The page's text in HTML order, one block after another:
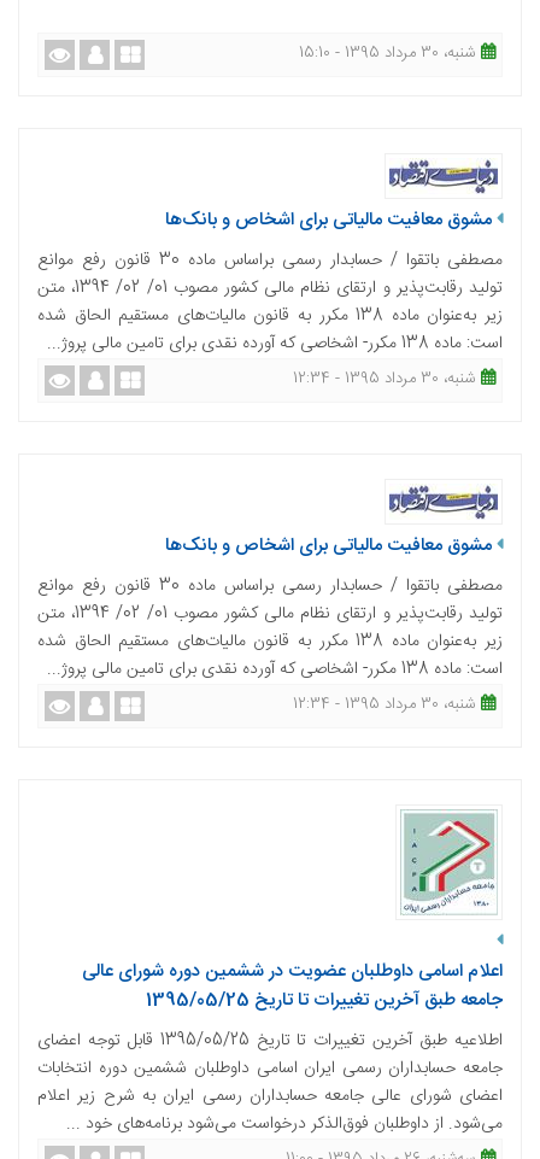
شنبه، 30 مرداد 1395 - 15:10
مشوق معافیت مالیاتی برای اشخاص و بانک‌ها
مصطفی باتقوا / حسابدار رسمی براساس ماده 30 قانون رفع موانع
تولید رقابت‌پذیر و ارتقای نظام مالی کشور مصوب 01/ 02/ 1394، متن
زیر به‌عنوان ماده 138 مکرر به قانون مالیات‌های مستقیم الحاق شده
است: ماده 138 مکرر- اشخاصی که آورده نقدی برای تامین مالی پروژ...
شنبه، 30 مرداد 1395 - 12:34
مشوق معافیت مالیاتی برای اشخاص و بانک‌ها
مصطفی باتقوا / حسابدار رسمی براساس ماده 30 قانون رفع موانع
تولید رقابت‌پذیر و ارتقای نظام مالی کشور مصوب 01/ 02/ 1394، متن
زیر به‌عنوان ماده 138 مکرر به قانون مالیات‌های مستقیم الحاق شده
است: ماده 138 مکرر- اشخاصی که آورده نقدی برای تامین مالی پروژ...
شنبه، 30 مرداد 1395 - 12:34
اعلام اسامی داوطلبان عضویت در ششمین دوره شورای عالی
جامعه طبق آخرین تغییرات تا تاریخ 1395/05/25
اطلاعیه طبق آخرین تغییرات تا تاریخ 1395/05/25 قابل توجه اعضای
جامعه حسابداران رسمی ایران اسامی داوطلبان ششمین دوره انتخابات
اعضای شورای عالی جامعه حسابداران رسمی ایران به شرح زیر اعلام
می‌شود. از داوطلبان فوق‌الذکر درخواست می‌شود برنامه‌های خود ...